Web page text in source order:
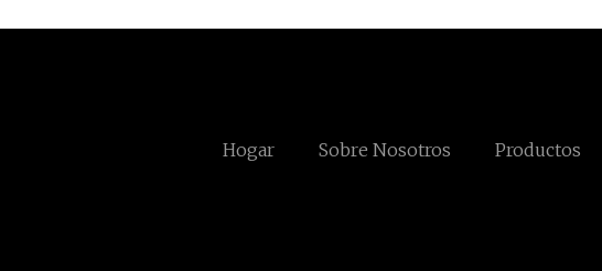
Hogar Sobre Nosotros Productos